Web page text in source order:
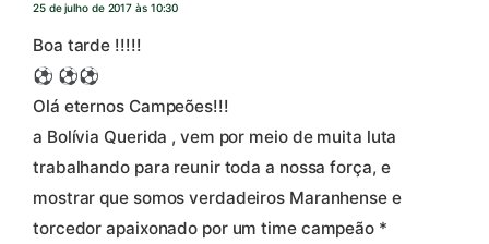
25 de julho de 2017 às 10:30
Boa tarde !!!!!
⚽ ⚽⚽
Olá eternos Campeões!!!
a Bolívia Querida , vem por meio de muita luta
trabalhando para reunir toda a nossa força, e
mostrar que somos verdadeiros Maranhense e
torcedor apaixonado por um time campeão *